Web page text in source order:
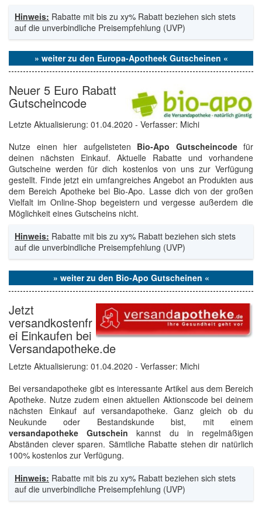
Hinweis: Rabatte mit bis zu xy% Rabatt beziehen sich stets
auf die unverbindliche Preisempfehlung (UVP)
» weiter zu den Europa-Apotheek Gutscheinen «
Neuer 5 Euro Rabatt
Gutscheincode
Letzte Aktualisierung: 01.04.2020 - Verfasser: Michi
Nutze einen hier aufgelisteten Bio-Apo Gutscheincodefür
deinen nächsten Einkauf. Aktuelle Rabatte und vorhandene
Gutscheine werden für dich kostenlos von uns zur Verfügung
gestellt. Finde jetzt ein umfangreiches Angebot an Produkten aus
dem Bereich Apotheke bei Bio-Apo. Lasse dich von der großen
Vielfalt im Online-Shop begeistern und vergesse außerdem die
Möglichkeit eines Gutscheins nicht.
Hinweis: Rabatte mit bis zu xy% Rabatt beziehen sich stets
auf die unverbindliche Preisempfehlung (UVP)
» weiter zu den Bio-Apo Gutscheinen «
Jetzt
versandkostenfr
ei Einkaufen bei
Versandapotheke.de
Letzte Aktualisierung: 01.04.2020 - Verfasser: Michi
Bei versandapotheke gibt es interessante Artikel aus dem Bereich
Apotheke. Nutze zudem einen aktuellen Aktionscode bei deinem
nächsten Einkauf auf versandapotheke. Ganz gleich ob du
Neukunde oder Bestandskunde bist, mit einem
versandapotheke Gutschein kannst du in regelmäßigen
Abständen clever sparen. Sämtliche Rabatte stehen dir natürlich
100% kostenlos zur Verfügung.
Hinweis: Rabatte mit bis zu xy% Rabatt beziehen sich stets
auf die unverbindliche Preisempfehlung (UVP)